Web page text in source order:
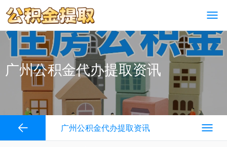
广州公积金代办提取资讯
广州公积金代办提取资讯